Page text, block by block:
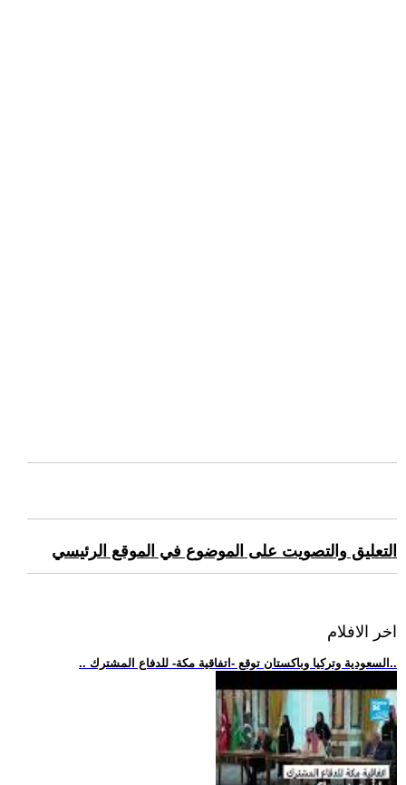
التعليق والتصويت على الموضوع في الموقع الرئيسي
اخر الافلام
.. السعودية وتركيا وباكستان توقع -اتفاقية مكة- للدفاع المشترك..